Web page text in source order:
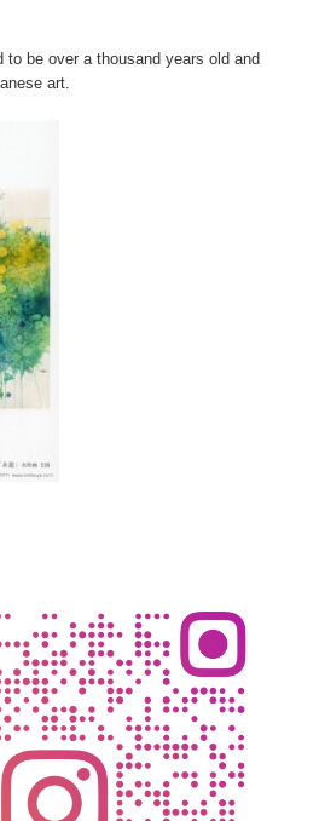
to be over a thousand years old and
art.